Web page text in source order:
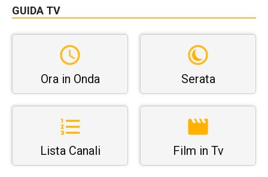
GUIDA TV
Ora in Onda Serata
Lista Canali Film in Tv